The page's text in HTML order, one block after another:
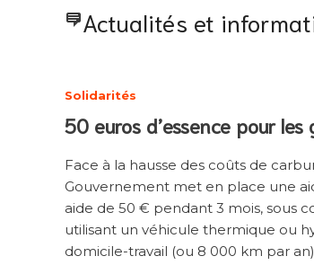
Actualités et
Solidarités
50 euros d’essence pour les
Face à la hausse des coûts de
Gouvernement met en place une
aide de 50 € pendant 3 mois, sous
utilisant un véhicule thermique ou
domicile-travail (ou 8 000 km par